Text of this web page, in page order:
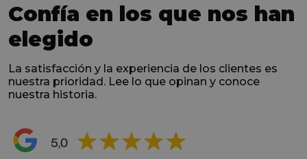
Confía en los que nos han
elegido
La satisfacción y la experiencia de los clientes es
nuestra prioridad. Lee lo que opinan y conoce
nuestra historia.